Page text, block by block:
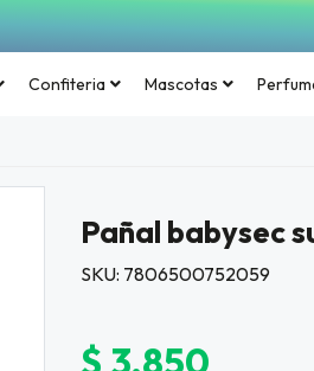
Confiteria Mascotas
Pañal babysec
SKU: 7806500752059